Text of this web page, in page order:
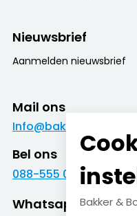
Nieuwsbrief
Aanmelden nieuwsbrief
Mail ons
Info@bakkerenbosch.nl
Bel ons
088-555 09 09
Whatsapp Bakker &